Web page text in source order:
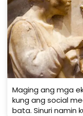
Maging ang mga
kung ang social
bata. Sinuri namin